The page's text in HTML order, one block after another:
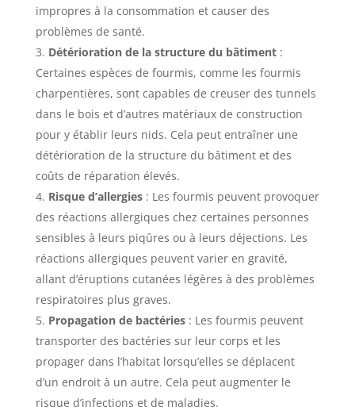
impropres à la consommation et causer des
problèmes de santé.
Détérioration de la structure du bâtiment:
Certaines espèces de fourmis, comme les fourmis
charpentières, sont capables de creuser des tunnels
dans le bois et d’autres matériaux de construction
pour y établir leurs nids. Cela peut entraîner une
détérioration de la structure du bâtiment et des
coûts de réparation élevés.
Risque d’allergies: Les fourmis peuvent provoquer
des réactions allergiques chez certaines personnes
sensibles à leurs piqûres ou à leurs déjections. Les
réactions allergiques peuvent varier en gravité,
allant d’éruptions cutanées légères à des problèmes
respiratoires plus graves.
Propagation de bactéries: Les fourmis peuvent
transporter des bactéries sur leur corps et les
propager dans l’habitat lorsqu’elles se déplacent
d’un endroit à un autre. Cela peut augmenter le
risque d’infections et de maladies.